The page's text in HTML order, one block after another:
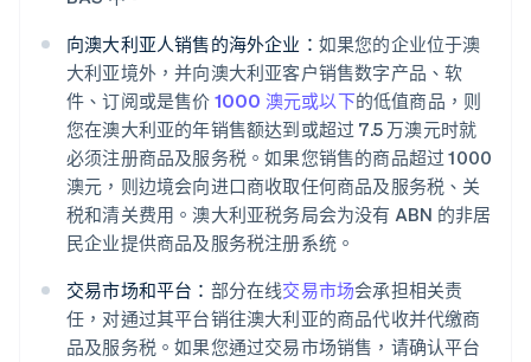
向澳大利亚人销售的海外企业： 如果您的企业位于澳
大利亚境外，并向澳大利亚客户销售数字产品、软
件、订阅或是售价 1000 澳元或以下的低值商品，则
您在澳大利亚的年销售额达到或超过 7.5 万澳元时就
必须注册商品及服务税。如果您销售的商品超过 1000
澳元，则边境会向进口商收取任何商品及服务税、关
税和清关费用。澳大利亚税务局会为没有 ABN 的非居
民企业提供商品及服务税注册系统。
交易市场和平台： 部分在线交易市场会承担相关责
任，对通过其平台销往澳大利亚的商品代收并代缴商
品及服务税。如果您通过交易市场销售，请确认平台